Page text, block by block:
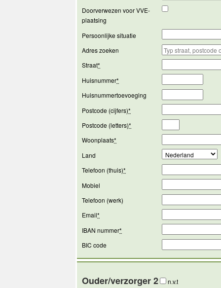
Doorverwezen voor VVE-
plaatsing
Persoonlijke situatie
Adres zoeken
Straat*
Huisnummer*
Huisnummertoevoeging
Postcode (cijfers)*
Postcode (letters)*
Woonplaats*
Land
Telefoon (thuis)*
Mobiel
Telefoon (werk)
Email*
IBAN nummer*
BIC code
Ouder/verzorger 2 n.v.t